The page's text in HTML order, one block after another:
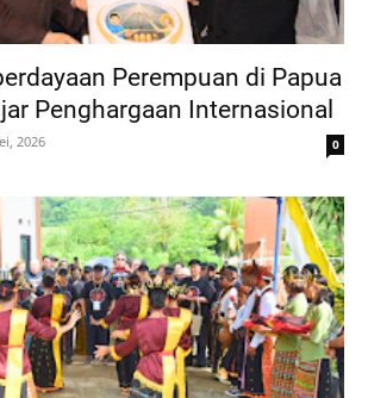
Perempuan di Papua
Penghargaan Internasional
2026 0